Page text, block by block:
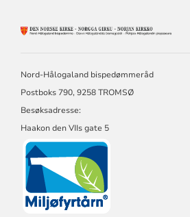
Nord-Hålogaland bispedømmeråd
Postboks 790, 9258 TROMSØ
Besøksadresse:
Haakon den VIIs gate 5